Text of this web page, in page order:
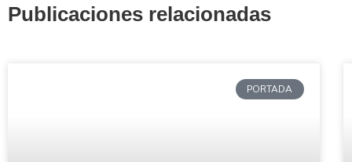
Publicaciones relacionadas
PORTADA